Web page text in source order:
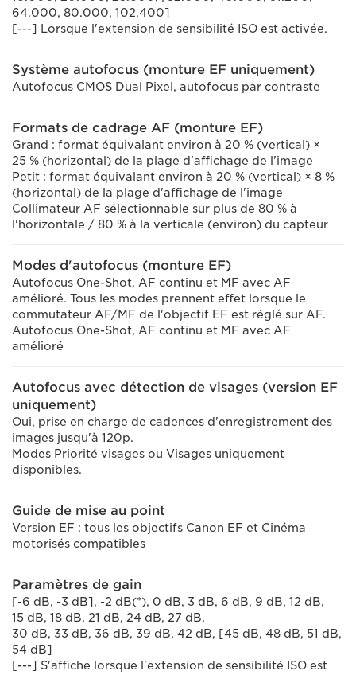
64.000, 80.000, 102.400]
[---] Lorsque l'extension de sensibilité ISO est activée.
Système autofocus (monture EF uniquement)
Autofocus CMOS Dual Pixel, autofocus par contraste
Formats de cadrage AF (monture EF)
Grand : format équivalant environ à 20 % (vertical) ×
25 % (horizontal) de la plage d'affichage de l'image
Petit : format équivalant environ à 20 % (vertical) × 8 %
(horizontal) de la plage d'affichage de l'image
Collimateur AF sélectionnable sur plus de 80 % à
l'horizontale / 80 % à la verticale (environ) du capteur
Modes d'autofocus (monture EF)
Autofocus One-Shot, AF continu et MF avec AF
amélioré. Tous les modes prennent effet lorsque le
commutateur AF/MF de l'objectif EF est réglé sur AF.
Autofocus One-Shot, AF continu et MF avec AF
amélioré
Autofocus avec détection de visages (version EF
uniquement)
Oui, prise en charge de cadences d'enregistrement des
images jusqu'à 120p.
Modes Priorité visages ou Visages uniquement
disponibles.
Guide de mise au point
Version EF : tous les objectifs Canon EF et Cinéma
motorisés compatibles
Paramètres de gain
[-6 dB, -3 dB], -2 dB(*), 0 dB, 3 dB, 6 dB, 9 dB, 12 dB,
15 dB, 18 dB, 21 dB, 24 dB, 27 dB,
30 dB, 33 dB, 36 dB, 39 dB, 42 dB, [45 dB, 48 dB, 51 dB,
54 dB]
[---] S'affiche lorsque l'extension de sensibilité ISO est